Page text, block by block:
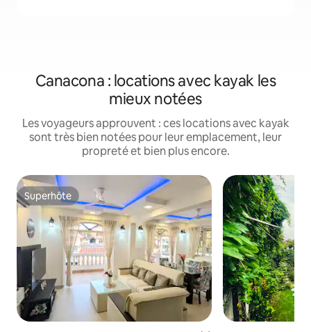
Canacona : locations avec kayak les
mieux notées
Les voyageurs approuvent : ces locations avec kayak
sont très bien notées pour leur emplacement, leur
propreté et bien plus encore.
Superhôte
Superhôte